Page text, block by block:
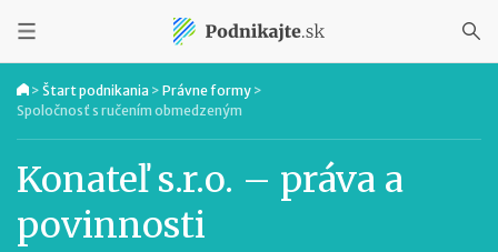
> Štart podnikania > Právne formy >
Spoločnosť s ručením obmedzeným
Konateľ s.r.o. – práva a
povinnosti